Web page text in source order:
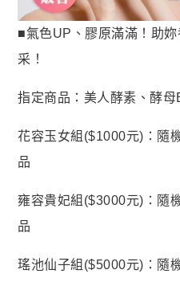
社群平台
FB粉絲團
06-2085503
■氣色UP、膠原滿滿！助
采！
指定商品：美人酵素、酵
花容玉女組($1000元)：隨
品
雍容貴妃組($3000元)：隨
品
瑤池仙子組($5000元)：隨